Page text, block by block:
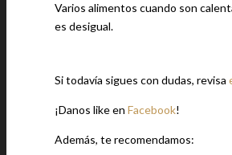
Varios alimentos cuando son
es desigual.
Si todavía sigues con dudas, revisa
¡Danos like en Facebook!
Además, te recomendamos: